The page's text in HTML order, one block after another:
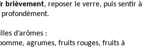
brièvement, reposer le verre, puis sentir à
profondément.
d’arômes :
agrumes, fruits rouges, fruits à